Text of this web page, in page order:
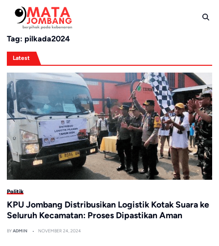
content
Tag: pilkada2024
Latest
Politik
KPU Jombang Distribusikan Logistik Kotak Suara ke
Seluruh Kecamatan: Proses Dipastikan Aman
BYADMIN NOVEMBER 24, 2024